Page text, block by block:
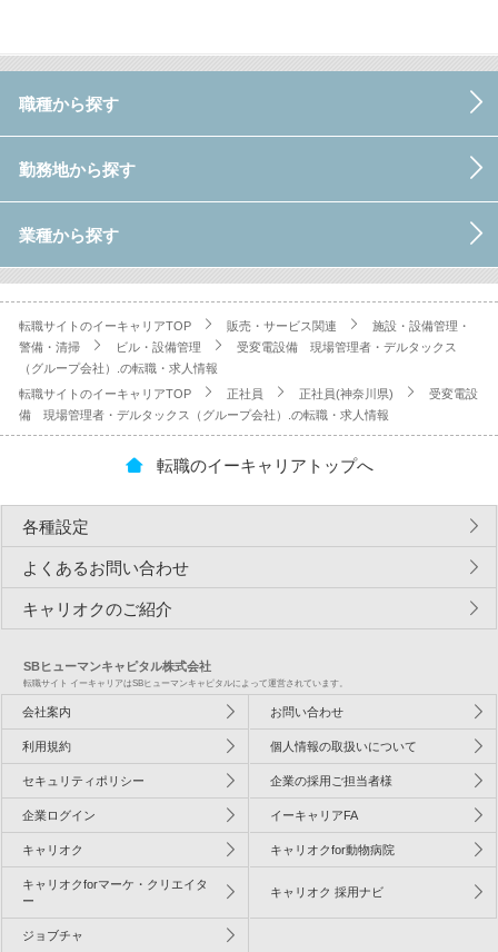
職種から探す
勤務地から探す
業種から探す
転職サイトのイーキャリアTOP 販売・サービス関連
施設・設備管理・
警備・清掃
ビル・設備管理
受変電設備 現場管理者・デルタックス
（グループ会社）.の転職・求人情報
転職サイトのイーキャリアTOP
正社員 正社員(神奈川県)
受変電設
備 現場管理者・デルタックス（グループ会社）.の転職・求人情報
転職のイーキャリアトップへ
各種設定
よくあるお問い合わせ
キャリオクのご紹介
SBヒューマンキャピタル株式会社
転職サイト イーキャリアはSBヒューマンキャピタルによって運営されています。
会社案内 お問い合わせ
利用規約 個人情報の取扱いについて
セキュリティポリシー 企業の採用ご担当者様
企業ログイン イーキャリアFA
キャリオク キャリオクfor動物病院
キャリオクforマーケ・クリエイタ
ー
キャリオク 採用ナビ
ジョブチャ